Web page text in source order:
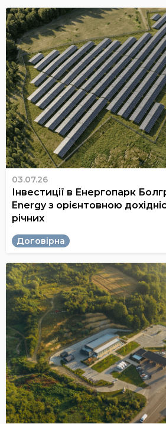
03.07.26
Інвестиції в Енергопарк
Energy з орієнтовною
річних
Договірна